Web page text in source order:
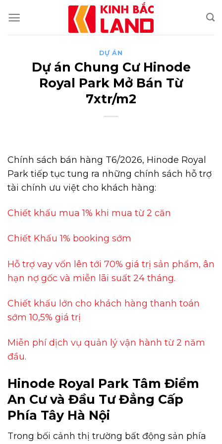
content
DỰ ÁN
Dự án Chung Cư Hinode
Royal Park Mở Bán Từ
7xtr/m2
Chính sách bán hàng T6/2026, Hinode Royal
Park tiếp tục tung ra những chính sách hỗ trợ
tài chính ưu việt cho khách hàng:
Chiết khấu mua 1% khi mua từ 2 căn
Chiết Khấu 1% booking sớm
Hỗ trợ vay vốn lên tới 70% giá trị sản phẩm, ân
hạn nợ gốc và miễn lãi suất 24 tháng.
Chiết khấu lớn cho khách hàng thanh toán
sớm 10,5% giá trị
Miễn phí dịch vụ quản lý vận hành từ 2 năm
đầu.
Hinode Royal Park Tâm Điểm
An Cư và Đầu Tư Đẳng Cấp
Phía Tây Hà Nội
Trong bối cảnh thị trường bất động sản phía